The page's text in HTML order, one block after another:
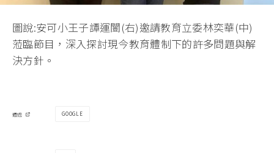
圖說:安可小王子譚運闓(右)邀請教育立委林奕華(中)
蒞臨節目，深入探討現今教育體制下的許多問題與解
決方針。
通過 GOOGLE